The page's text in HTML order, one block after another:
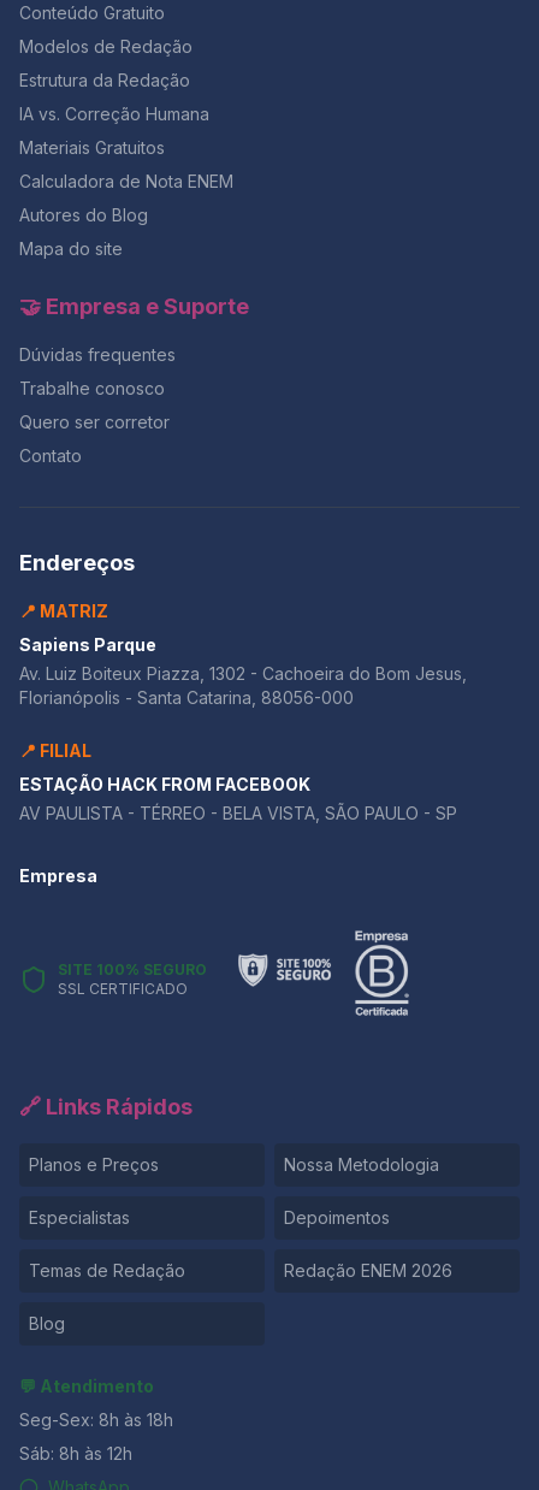
Conteúdo Gratuito
Modelos de Redação
Estrutura da Redação
IA vs. Correção Humana
Materiais Gratuitos
Calculadora de Nota ENEM
Autores do Blog
Mapa do site
🤝 Empresa e Suporte
Dúvidas frequentes
Trabalhe conosco
Quero ser corretor
Contato
Endereços
📍 MATRIZ
Sapiens Parque
Av. Luiz Boiteux Piazza, 1302 - Cachoeira do Bom Jesus,
Florianópolis - Santa Catarina, 88056-000
📍 FILIAL
ESTAÇÃO HACK FROM FACEBOOK
AV PAULISTA - TÉRREO - BELA VISTA, SÃO PAULO - SP
Empresa
SITE 100% SEGURO
SSL CERTIFICADO
🔗 Links Rápidos
Planos e Preços Nossa Metodologia
Especialistas Depoimentos
Temas de Redação Redação ENEM 2026
Blog
💬 Atendimento
Seg-Sex: 8h às 18h
Sáb: 8h às 12h